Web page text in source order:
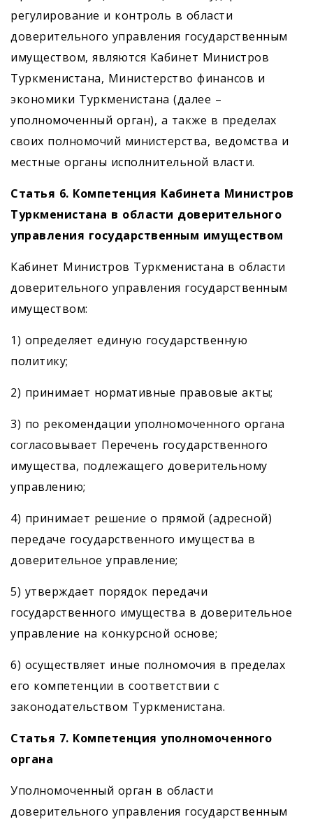
регулирование и контроль в области
доверительного управления государственным
имуществом, являются Кабинет Министров
Туркменистана, Министерство финансов и
экономики Туркменистана (далее –
уполномоченный орган), а также в пределах
своих полномочий министерства, ведомства и
местные органы исполнительной власти.
Статья 6. Компетенция Кабинета Министров
Туркменистана в области доверительного
управления государственным имуществом
Кабинет Министров Туркменистана в области
доверительного управления государственным
имуществом:
1) определяет единую государственную
политику;
2) принимает нормативные правовые акты;
3) по рекомендации уполномоченного органа
согласовывает Перечень государственного
имущества, подлежащего доверительному
управлению;
4) принимает решение о прямой (адресной)
передаче государственного имущества в
доверительное управление;
5) утверждает порядок передачи
государственного имущества в доверительное
управление на конкурсной основе;
6) осуществляет иные полномочия в пределах
его компетенции в соответствии с
законодательством Туркменистана.
Статья 7. Компетенция уполномоченного
органа
Уполномоченный орган в области
доверительного управления государственным